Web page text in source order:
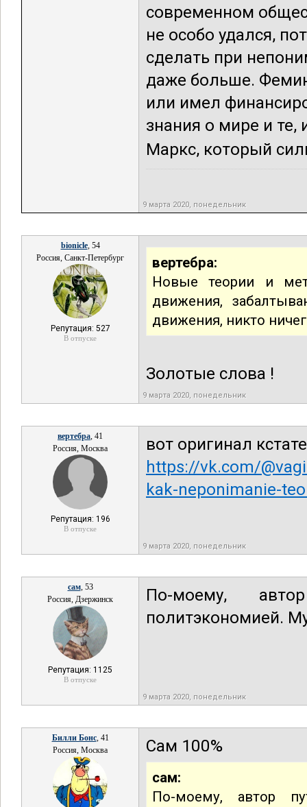
современном
не особо удался,
сделать при
даже больше.
или имел
знания о мире и
Маркс, который
9 марта 2020, понедельник
bionicle, 54
Россия, Санкт-Петербург
Репутация: 527
В отпуске
вертебра:
Новые теории и
движения,
движения, никто
Золотые слова !
9 марта 2020, понедельник
вертебра, 41
Россия, Москва
Репутация: 196
В отпуске
вот оригинал кстате
https://vk.com/
kak-neponimanie-
9 марта 2020, понедельник
сам, 53
Россия, Дзержинск
Репутация: 1125
В отпуске
По-моему,
политэкономией.
9 марта 2020, понедельник
Билли Бонс, 41
Россия, Москва
Сам 100%
сам:
По-моему, автор